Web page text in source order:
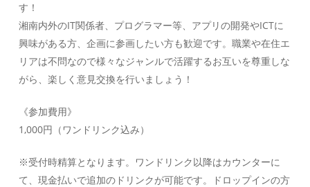
す！
湘南内外のIT関係者、プログラマー等、アプリの開発やICTに
興味がある方、企画に参画したい方も歓迎です。職業や在住エ
リアは不問なので様々なジャンルで活躍するお互いを尊重しな
がら、楽しく意見交換を行いましょう！
《参加費用》
1,000円（ワンドリンク込み）
※受付時精算となります。ワンドリンク以降はカウンターに
て、現金払いで追加のドリンクが可能です。ドロップインの方